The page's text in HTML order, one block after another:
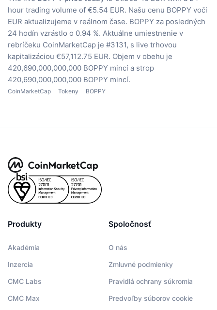
hour trading volume of €5.54 EUR. Našu cenu BOPPY voči
EUR aktualizujeme v reálnom čase. BOPPY za posledných
24 hodín vzrástlo o 0.94 %. Aktuálne umiestnenie v
rebríčeku CoinMarketCap je #3131, s live trhovou
kapitalizáciou €57,112.75 EUR. Objem v obehu je
420,690,000,000,000 BOPPY mincí a strop
420,690,000,000,000 BOPPY mincí.
CoinMarketCap Tokeny BOPPY
Produkty
Akadémia
Inzercia
CMC Labs
CMC Max
Spoločnosť
O nás
Zmluvné podmienky
Pravidlá ochrany súkromia
Predvoľby súborov cookie